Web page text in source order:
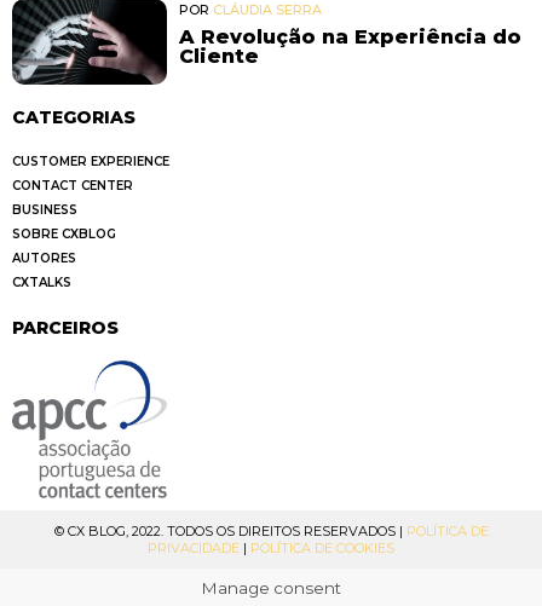
POR CLÁUDIA SERRA
A Revolução na Experiência do
Cliente
CATEGORIAS
CUSTOMER EXPERIENCE
CONTACT CENTER
BUSINESS
SOBRE CXBLOG
AUTORES
CXTALKS
PARCEIROS
© CX BLOG, 2022. TODOS OS DIREITOS RESERVADOS | POLÍTICA DE
PRIVACIDADE | POLÍTICA DE COOKIES
Manage consent